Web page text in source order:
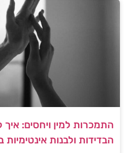
התמכרות למין ויחסים:
הבדידות ולבנות אינטימיות